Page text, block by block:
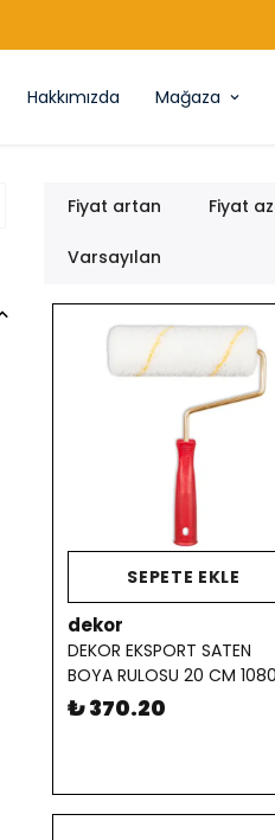
Hakkımızda Mağaza
Fiyat artan Fiyat
Varsayılan
SEPETE EKLE
dekor
DEKOR EKSPORT SATEN
BOYA RULOSU 20 CM 1080
₺ 370.20